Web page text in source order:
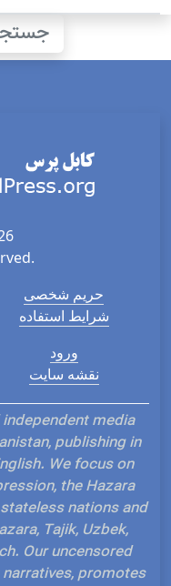
حریم شخصی
شرایط استفاده
ورود
نقشه سایت
media
publishing in
We focus on
the Hazara
nations and
Tajik, Uzbek,
Our uncensored
promotes